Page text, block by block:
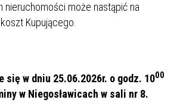
nieruchomości może nastąpić na
Kupującego.
się w dniu 25.06.2026r. o godz. 1000
w Niegosławicach w sali nr 8.